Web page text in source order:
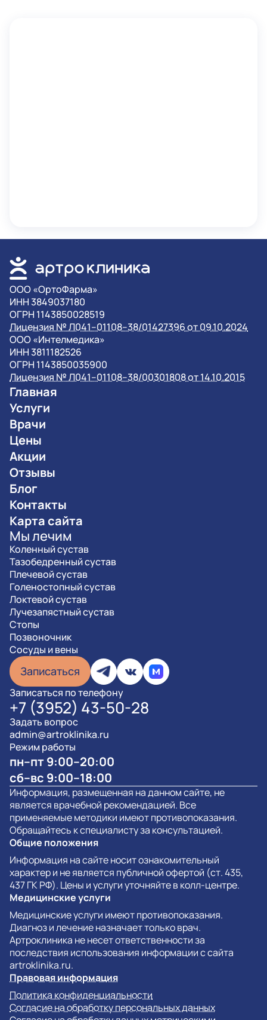
OOO «ОртоФарма»
ИНН 3849037180
ОГРН 1143850028519
Лицензия № Л041–01108–38/01427396 от 09.10.2024
OOO «Интелмедика»
ИНН 3811182526
ОГРН 1143850035900
Лицензия № Л041–01108–38/00301808 от 14.10.2015
Главная
Услуги
Врачи
Цены
Акции
Отзывы
Блог
Контакты
Карта сайта
Мы лечим
Коленный сустав
Тазобедренный сустав
Плечевой сустав
Голеностопный сустав
Локтевой сустав
Лучезапястный сустав
Стопы
Позвоночник
Сосуды и вены
Записаться
Записаться по телефону
+7 (3952) 43-50-28
Задать вопрос
admin@artroklinika.ru
Режим работы
пн–пт 9:00–20:00
сб–вс 9:00–18:00
Информация, размещенная на данном сайте, не
является врачебной рекомендацией. Все
применяемые методики имеют противопоказания.
Обращайтесь к специалисту за консультацией.
Общие положения
Информация на сайте носит ознакомительный
характер и не является публичной офертой (ст. 435,
437 ГК РФ). Цены и услуги уточняйте в колл-центре.
Медицинские услуги
Медицинские услуги имеют противопоказания.
Диагноз и лечение назначает только врач.
Артроклиника не несет ответственности за
последствия использования информации с сайта
artroklinika.ru.
Правовая информация
Политика конфиденциальности
Согласие на обработку персональных данных